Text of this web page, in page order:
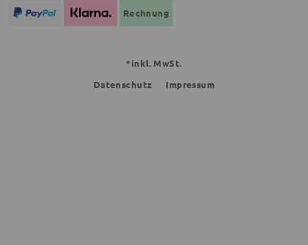
Rechnung
*inkl. MwSt.
Datenschutz
Impressum